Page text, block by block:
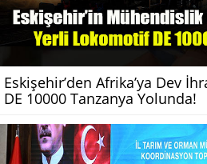
Eskişehir’den Afrika’ya Dev
DE 10000 Tanzanya Yolunda!